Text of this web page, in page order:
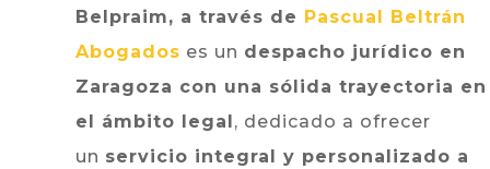
Belpraim, a través de Pascual Beltrán
Abogados es un despacho jurídico en
Zaragoza con una sólida trayectoria en
el ámbito legal, dedicado a ofrecer
un servicio integral y personalizado a